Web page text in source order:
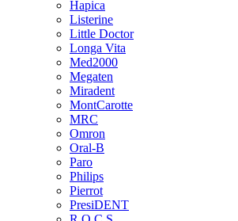
Hapica
Listerine
Little Doctor
Longa Vita
Med2000
Megaten
Miradent
MontCarotte
MRC
Omron
Oral-B
Paro
Philips
Pierrot
PresiDENT